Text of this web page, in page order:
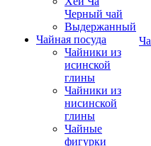
Черный чай
Выдержанный
Чайная посуда
Чайники из
исинской
глины
Чайники из
нисинской
глины
Чайные
фигурки